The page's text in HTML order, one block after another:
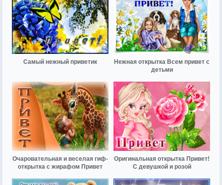
Самый нежный приветик
Нежная открытка Всем привет с
детьми
Очаровательная и веселая гиф-
открытка с жирафом Привет
Оригинальная открытка Привет!
С девушкой и розой